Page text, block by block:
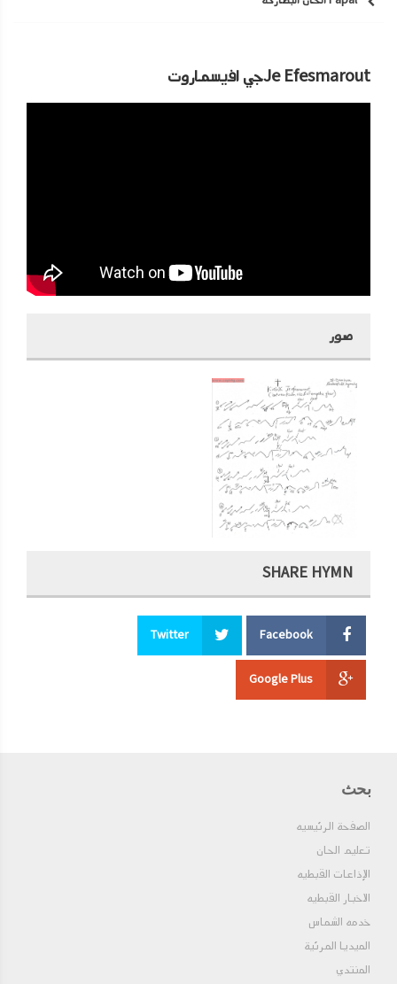
Je Efesmaroutجي افيسماروت
صور
SHARE HYMN
Facebook
Twitter
Google Plus
بحث
الصفحة الرئيسيه
تعليم الحان
الإذاعات القبطيه
الاخبار القبطيه
خدمه الشماس
الميديا المرئية
المنتدي